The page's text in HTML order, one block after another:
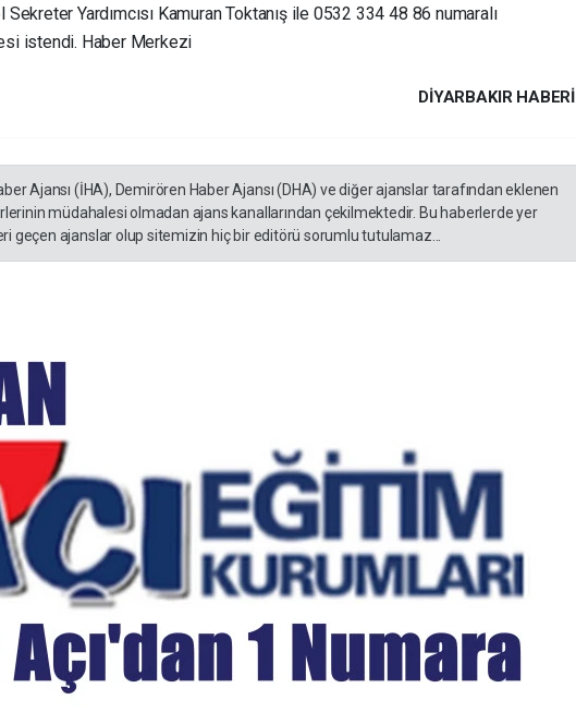
Yardımcısı Kamuran Toktanış ile 0532 334 48 86 numaralı
istendi. Haber Merkezi
DIYARBAKIR HABERİ
Ajansı (İHA), Demirören Haber Ajansı (DHA) ve diğer ajanslar tarafından eklenen
müdahalesi olmadan ajans kanallarından çekilmektedir. Bu haberlerde yer
geçen ajanslar olup sitemizin hiç bir editörü sorumlu tutulamaz...